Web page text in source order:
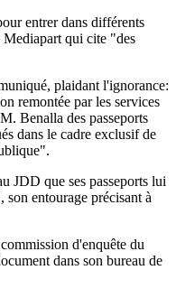
entrer dans différents
Mediapart qui cite "des
plaidant l'ignorance:
remontée par les services
Benalla des passeports
dans le cadre exclusif de
JDD que ses passeports lui
son entourage précisant à
d'enquête du
dans son bureau de